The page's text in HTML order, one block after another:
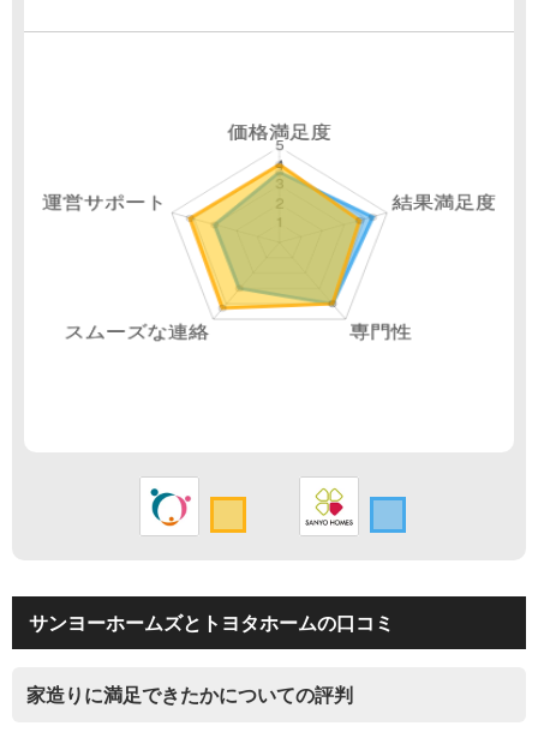
サンヨーホームズとトヨタホームの口コミ
家造りに満足できたかについての評判